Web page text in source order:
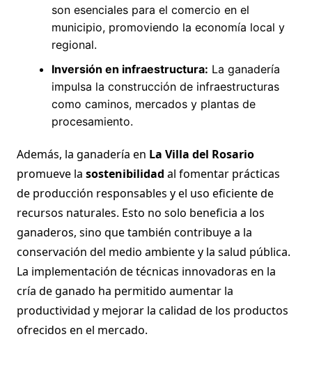
son esenciales para el comercio en el
municipio, promoviendo la economía local y
regional.
Inversión en infraestructura: La ganadería
impulsa la construcción de infraestructuras
como caminos, mercados y plantas de
procesamiento.
Además, la ganadería en La Villa del Rosario
promueve la sostenibilidad al fomentar prácticas
de producción responsables y el uso eficiente de
recursos naturales. Esto no solo beneficia a los
ganaderos, sino que también contribuye a la
conservación del medio ambiente y la salud pública.
La implementación de técnicas innovadoras en la
cría de ganado ha permitido aumentar la
productividad y mejorar la calidad de los productos
ofrecidos en el mercado.